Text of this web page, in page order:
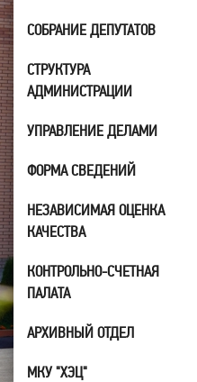
СОБРАНИЕ ДЕПУТАТОВ
СТРУКТУРА
АДМИНИСТРАЦИИ
УПРАВЛЕНИЕ ДЕЛАМИ
ФОРМА СВЕДЕНИЙ
НЕЗАВИСИМАЯ ОЦЕНКА
КАЧЕСТВА
КОНТРОЛЬНО-СЧЕТНАЯ
ПАЛАТА
АРХИВНЫЙ ОТДЕЛ
МКУ "ХЭЦ"